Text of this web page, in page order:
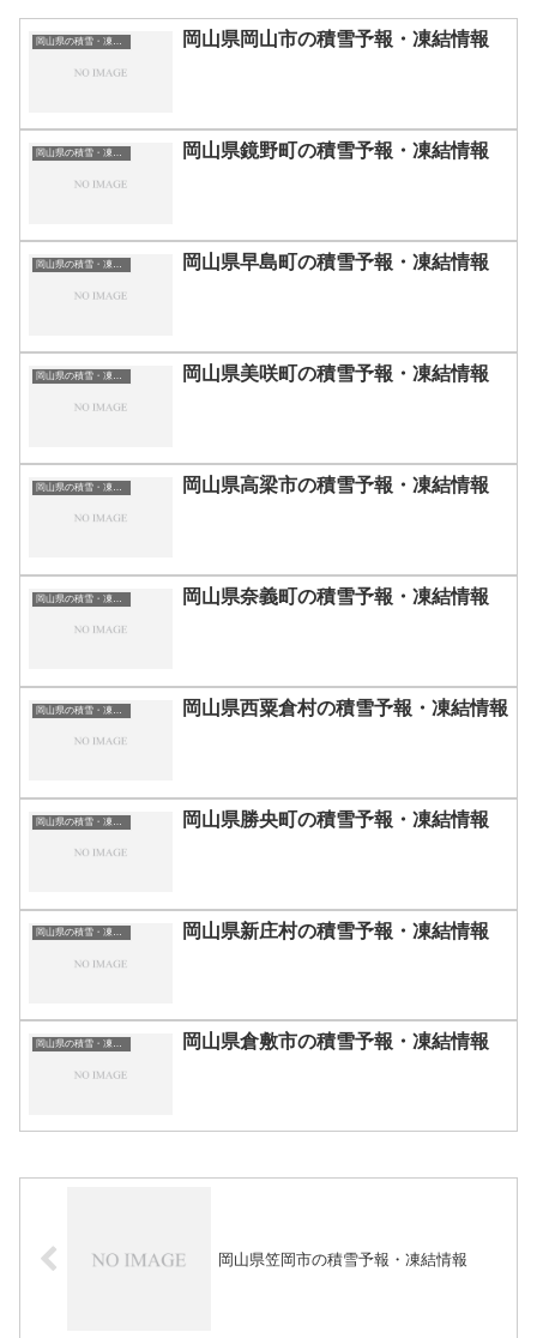
岡山県の積雪・凍結情報 岡山県岡山市の積雪予報・凍結情報
岡山県の積雪・凍結情報 岡山県鏡野町の積雪予報・凍結情報
岡山県の積雪・凍結情報 岡山県早島町の積雪予報・凍結情報
岡山県の積雪・凍結情報 岡山県美咲町の積雪予報・凍結情報
岡山県の積雪・凍結情報 岡山県高梁市の積雪予報・凍結情報
岡山県奈義町の積雪予報・凍結情報
岡山県西粟倉村の積雪予報・凍結情報
岡山県勝央町の積雪予報・凍結情報
岡山県の積雪・凍結情報 岡山県新庄村の積雪予報・凍結情報
岡山県の積雪・凍結情報 岡山県倉敷市の積雪予報・凍結情報
岡山県笠岡市の積雪予報・凍結情報